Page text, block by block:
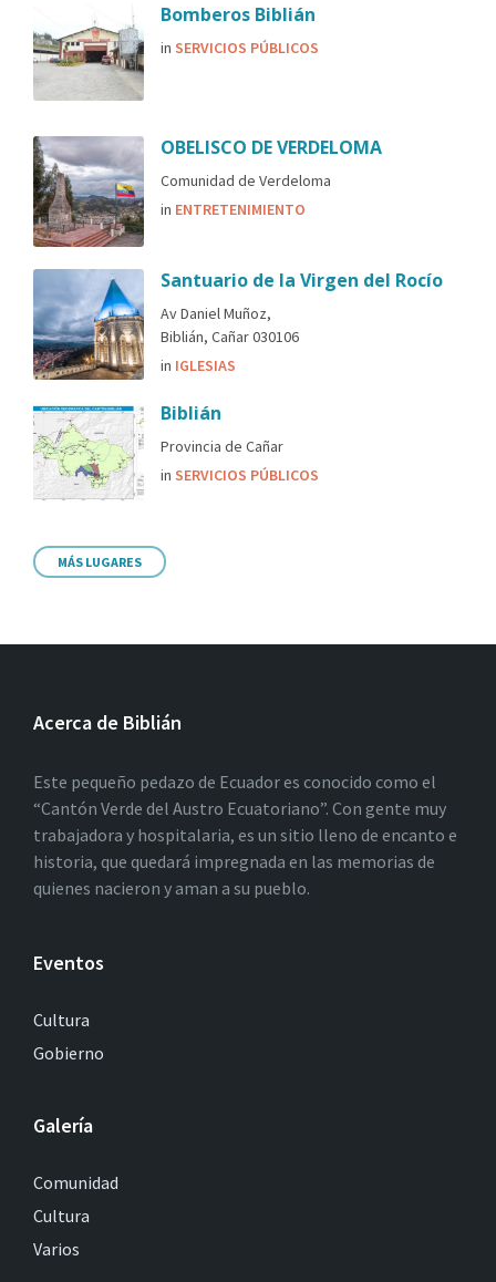
Bomberos Biblián
in SERVICIOS PÚBLICOS
OBELISCO DE VERDELOMA
Comunidad de Verdeloma
in ENTRETENIMIENTO
Santuario de la Virgen del Rocío
Av Daniel Muñoz,
Biblián, Cañar 030106
in IGLESIAS
Biblián
Provincia de Cañar
in SERVICIOS PÚBLICOS
MÁS LUGARES
Acerca de Biblián
Este pequeño pedazo de Ecuador es conocido como el
“Cantón Verde del Austro Ecuatoriano”. Con gente muy
trabajadora y hospitalaria, es un sitio lleno de encanto e
historia, que quedará impregnada en las memorias de
quienes nacieron y aman a su pueblo.
Eventos
Cultura
Gobierno
Galería
Comunidad
Cultura
Varios